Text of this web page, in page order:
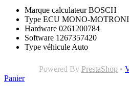
Marque calculateur BOSCH
Type ECU MONO-
Hardware 0261200784
Software 1267357420
Type véhicule Auto
Powered By PrestaShop •
Panier